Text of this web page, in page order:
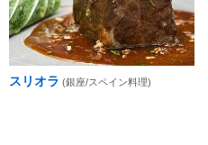
スリオラ (銀座/スペイン料理)